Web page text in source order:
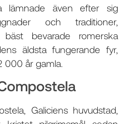
lämnade även efter sig
och traditioner,
bäst bevarade romerska
äldsta fungerande fyr,
000 år gamla.
Galiciens huvudstad,